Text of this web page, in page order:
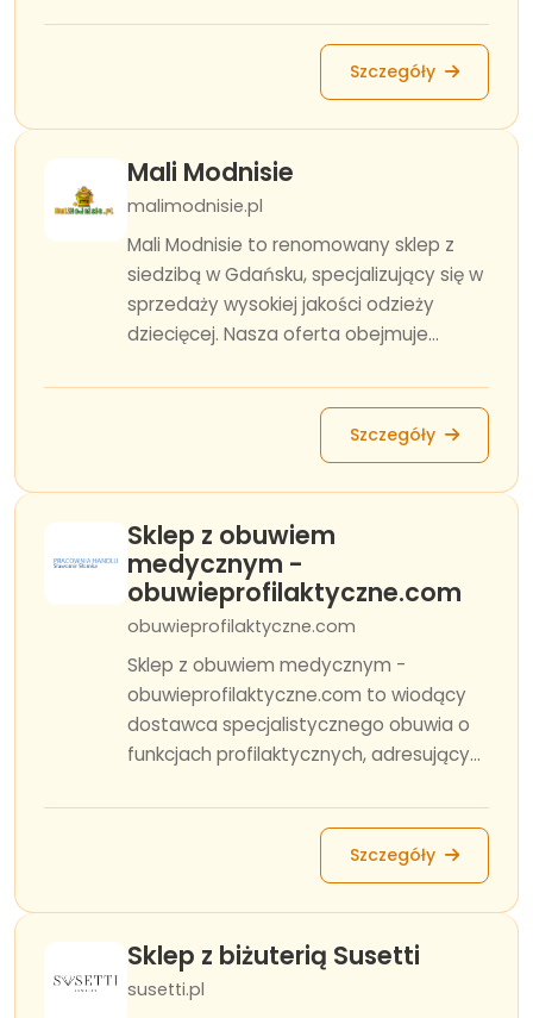
Szczegóły
Mali Modnisie
malimodnisie.pl
Mali Modnisie to renomowany sklep z
siedzibą w Gdańsku, specjalizujący się w
sprzedaży wysokiej jakości odzieży
dziecięcej. Nasza oferta obejmuje...
Szczegóły
Sklep z obuwiem
medycznym -
obuwieprofilaktyczne.com
obuwieprofilaktyczne.com
Sklep z obuwiem medycznym -
obuwieprofilaktyczne.com to wiodący
dostawca specjalistycznego obuwia o
funkcjach profilaktycznych, adresujący...
Szczegóły
Sklep z biżuterią Susetti
susetti.pl